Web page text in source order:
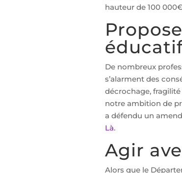
hauteur de 100
De nombreux
s’alarment des
décrochage,
notre ambition de
a défendu un
Là.
Agir
Alors que le